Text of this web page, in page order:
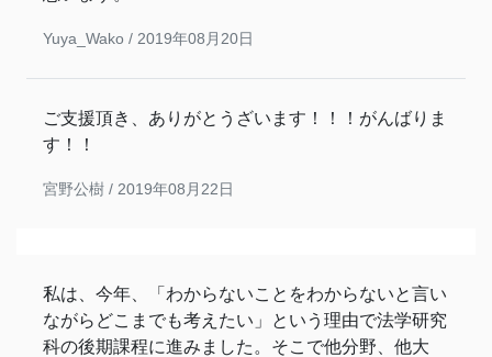
Yuya_Wako / 2019年08月20日
ご支援頂き、ありがとうざいます！！！がんばりま
す！！
宮野公樹 / 2019年08月22日
私は、今年、「わからないことをわからないと言い
ながらどこまでも考えたい」という理由で法学研究
科の後期課程に進みました。そこで他分野、他大